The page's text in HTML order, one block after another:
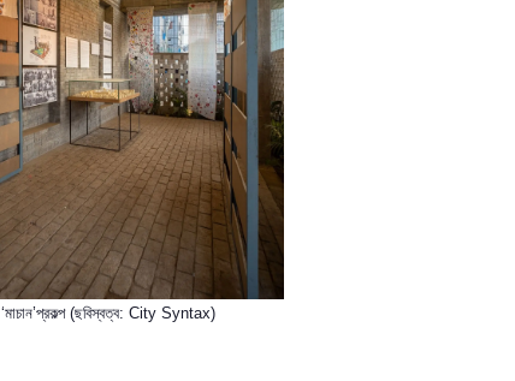
‘মাচান’প্রকল্প (ছবিস্বত্ব: City Syntax)